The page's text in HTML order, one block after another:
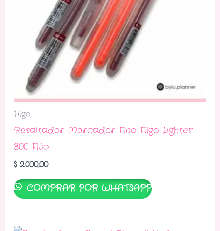
Filgo
Resaltador Marcador Fino Filgo Lighter
300 Flúo
$2.000,00
COMPRAR POR WHATSAPP